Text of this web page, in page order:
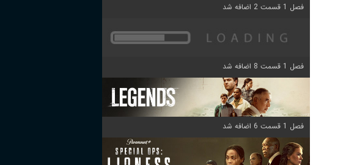
فصل 1 قسمت 2 اضافه شد
فصل 1 قسمت 8 اضافه شد
فصل 1 قسمت 6 اضافه شد